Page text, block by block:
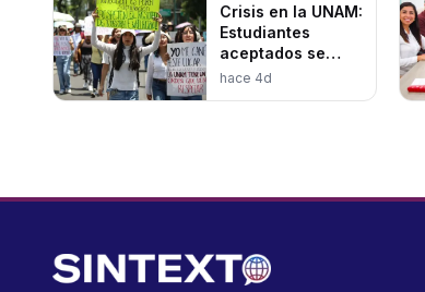
Crisis en la UNAM:
Estudiantes
aceptados se
rebelan
hace 4d